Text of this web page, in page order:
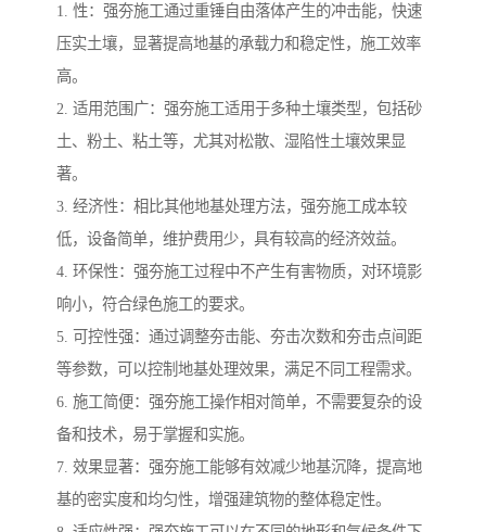
1. 性：强夯施工通过重锤自由落体产生的冲击能，快速
压实土壤，显著提高地基的承载力和稳定性，施工效率
高。
2. 适用范围广：强夯施工适用于多种土壤类型，包括砂
土、粉土、粘土等，尤其对松散、湿陷性土壤效果显
著。
3. 经济性：相比其他地基处理方法，强夯施工成本较
低，设备简单，维护费用少，具有较高的经济效益。
4. 环保性：强夯施工过程中不产生有害物质，对环境影
响小，符合绿色施工的要求。
5. 可控性强：通过调整夯击能、夯击次数和夯击点间距
等参数，可以控制地基处理效果，满足不同工程需求。
6. 施工简便：强夯施工操作相对简单，不需要复杂的设
备和技术，易于掌握和实施。
7. 效果显著：强夯施工能够有效减少地基沉降，提高地
基的密实度和均匀性，增强建筑物的整体稳定性。